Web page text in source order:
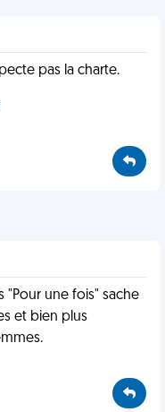
pas la charte.
"Pour une fois" sache
et bien plus